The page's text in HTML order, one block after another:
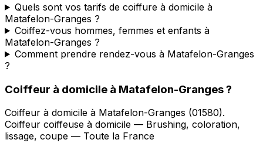
Quels sont vos tarifs de coiffure à domicile à
Matafelon-Granges ?
Coiffez-vous hommes, femmes et enfants à
Matafelon-Granges ?
Comment prendre rendez-vous à Matafelon-Granges
?
Coiffeur à domicile à Matafelon-Granges?
Coiffeur à domicile à Matafelon-Granges (01580).
Coiffeur coiffeuse à domicile — Brushing, coloration,
lissage, coupe — Toute la France